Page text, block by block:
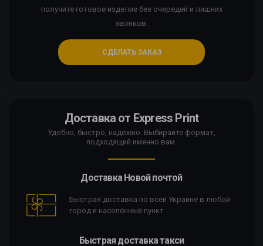
получите готовое изделие без очередей и лишних
звонков.
СДЕЛАТЬ ЗАКАЗ
Доставка от Express Print
Удобно, быстро, надежно. Выбирайте формат,
подходящий именно вам.
Доставка Новой почтой
Быстрая доставка по всей Украине в любой
город и населённый пункт
Быстрая доставка такси